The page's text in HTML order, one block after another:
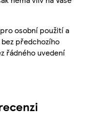
osobní použití a
předchozího
řádného uvedení